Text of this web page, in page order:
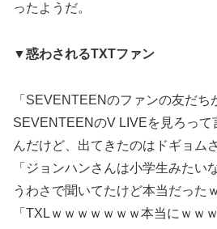
ったようだ。
▼惑わされるTXTファン
「SEVENTEENのファンの友だち
SEVENTEENのV LIVEを見ろって
んだけど、出てきたのはドギョム
「ジョンハンさんは小学生みたい
うわさで聞いてたけど本当だった
「TXLｗｗｗｗｗｗｗ本当にｗｗｗ